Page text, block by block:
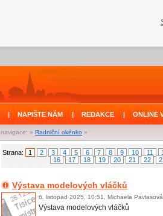
| NAPIŠTE NÁM | REDAKCE | ONLINE
navigace: » Radniční okénko »
Strana: 1 2 3 4 5 6 7 8 9 10 11
16
17 18 19 20 21 22
Výstava modelových vláčků
6. listopad 2025, 10:51, Michaela Pavlasová
Výstava modelových vláčků